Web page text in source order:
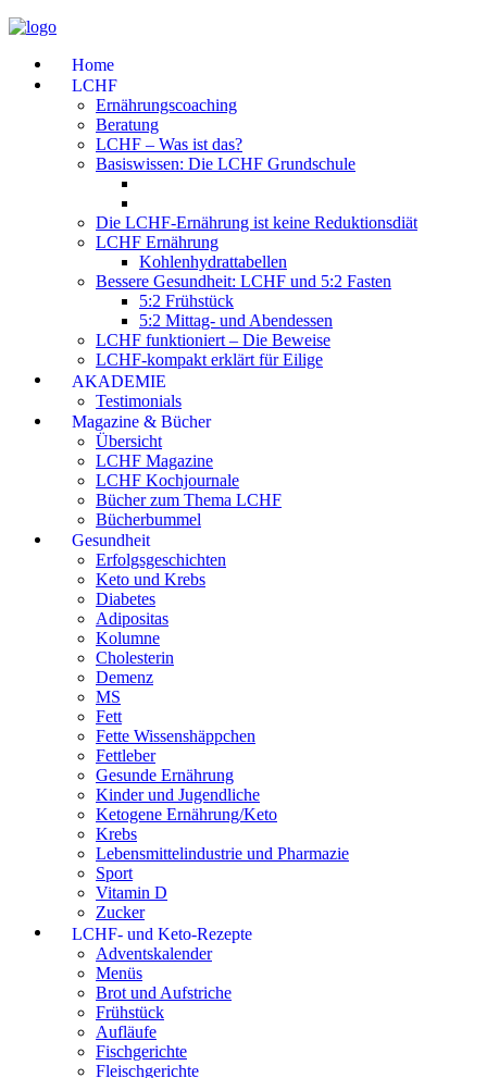
Home
LCHF
Ernährungscoaching
Beratung
LCHF – Was ist das?
Basiswissen: Die LCHF Grundschule
Die LCHF-Ernährung ist keine Reduktionsdiät
LCHF Ernährung
Kohlenhydrattabellen
Bessere Gesundheit: LCHF und 5:2 Fasten
5:2 Frühstück
5:2 Mittag- und Abendessen
LCHF funktioniert – Die Beweise
LCHF-kompakt erklärt für Eilige
AKADEMIE
Testimonials
Magazine & Bücher
Übersicht
LCHF Magazine
LCHF Kochjournale
Bücher zum Thema LCHF
Bücherbummel
Gesundheit
Erfolgsgeschichten
Keto und Krebs
Diabetes
Adipositas
Kolumne
Cholesterin
Demenz
MS
Fett
Fette Wissenshäppchen
Fettleber
Gesunde Ernährung
Kinder und Jugendliche
Ketogene Ernährung/Keto
Krebs
Lebensmittelindustrie und Pharmazie
Sport
Vitamin D
Zucker
LCHF- und Keto-Rezepte
Adventskalender
Menüs
Brot und Aufstriche
Frühstück
Aufläufe
Fischgerichte
Fleischgerichte